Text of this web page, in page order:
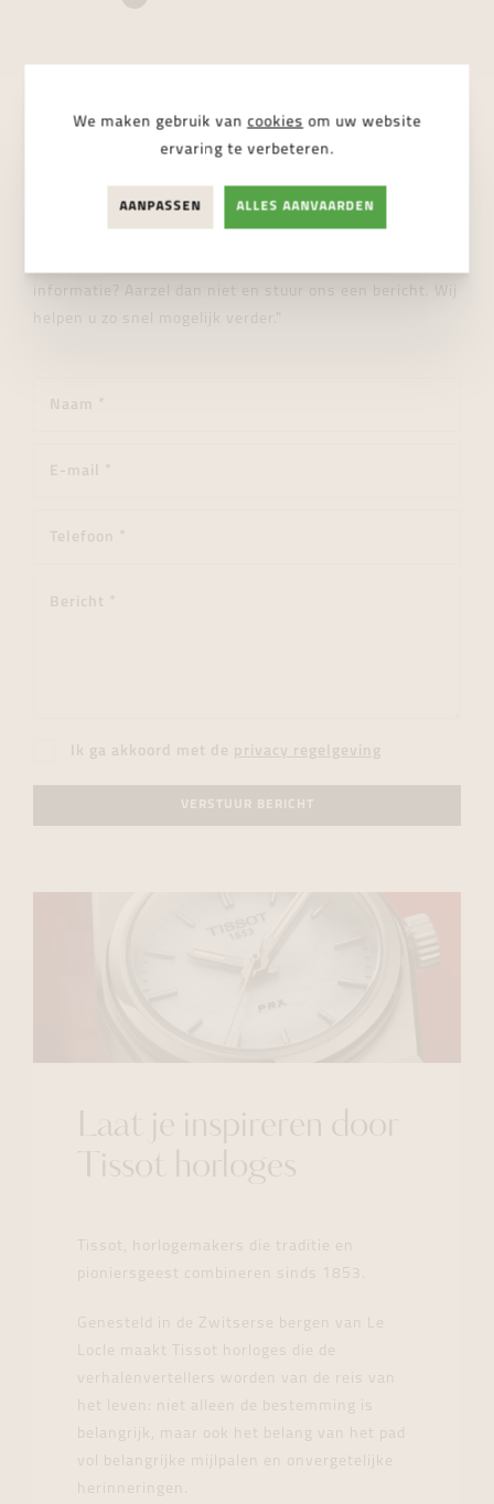
STUUR ONS EEN BERICHT
Wij helpen je graag verder!
informatie? Aarzel dan niet en stuur ons een bericht. Wij
helpen u zo snel mogelijk verder."
Ik ga akkoord met de privacy regelgeving
VERSTUUR BERICHT
Laat je inspireren door
Tissot horloges
Tissot, horlogemakers die traditie en
pioniersgeest combineren sinds 1853.
Genesteld in de Zwitserse bergen van Le
Locle maakt Tissot horloges die de
verhalenvertellers worden van de reis van
het leven: niet alleen de bestemming is
belangrijk, maar ook het belang van het pad
vol belangrijke mijlpalen en onvergetelijke
herinneringen.
We maken gebruik van cookies om uw website
ervaring te verbeteren.
AANPASSEN ALLES AANVAARDEN